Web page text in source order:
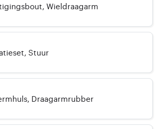
Wieldraagarm
Stuur
Draagarmrubber